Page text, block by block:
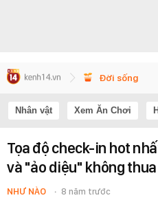
Đời sống
Nhân vật Xem Ăn Chơi
Tọa độ check-in hot
và "ảo diệu" không
NHƯ NÀO 8 năm trước